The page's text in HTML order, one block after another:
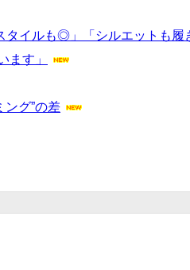
イルも◎」「シルエットも履
ます」
グ”の差